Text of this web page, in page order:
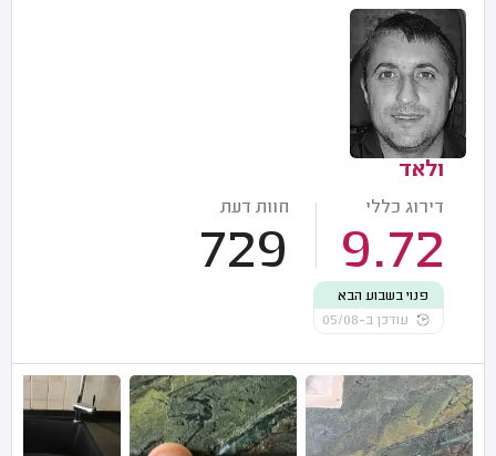
ולאד
דירוג כללי
9.72
חוות דעת
729
פנוי בשבוע הבא
עודכן ב-05/08